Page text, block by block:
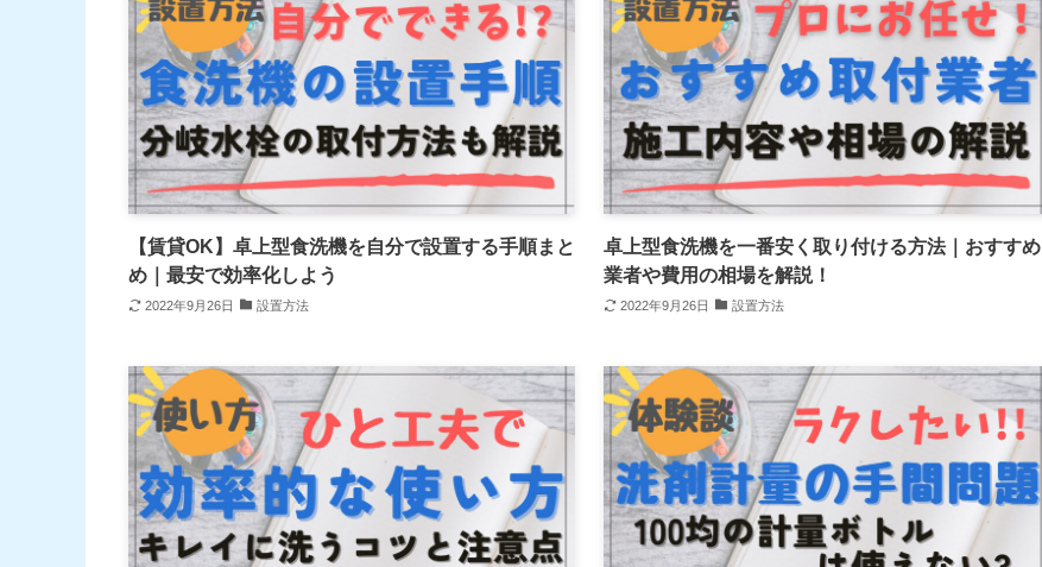
【賃貸OK】卓上型食洗機を自分で設置する手順まと
め｜最安で効率化しよう
2022年9月26日 設置方法
卓上型食洗機を一番安く取り付ける方法｜おすすめ
業者や費用の相場を解説！
2022年9月26日 設置方法